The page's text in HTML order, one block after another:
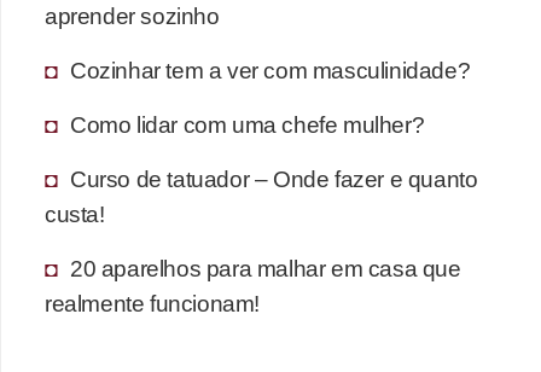
aprender sozinho
Cozinhar tem a ver com masculinidade?
Como lidar com uma chefe mulher?
Curso de tatuador – Onde fazer e quanto
custa!
20 aparelhos para malhar em casa que
realmente funcionam!